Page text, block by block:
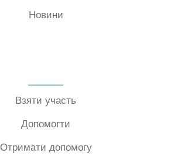
Новини
Взяти участь
Допомогти
Отримати допомогу